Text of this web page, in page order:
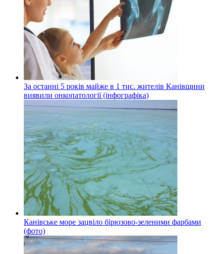
За останні 5 років майже в 1 тис. жителів Канівщини
виявили онкопатології (інфографіка)
Канівське море зацвіло бірюзово-зеленими фарбами
(фото)